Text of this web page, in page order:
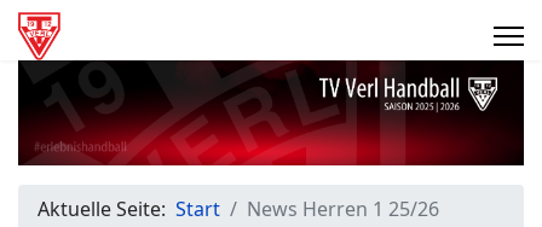
Aktuelle Seite: Start News Herren 1 25/26